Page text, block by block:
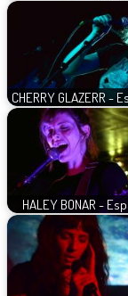
CHERRY GLAZERR -
HALEY BONAR -